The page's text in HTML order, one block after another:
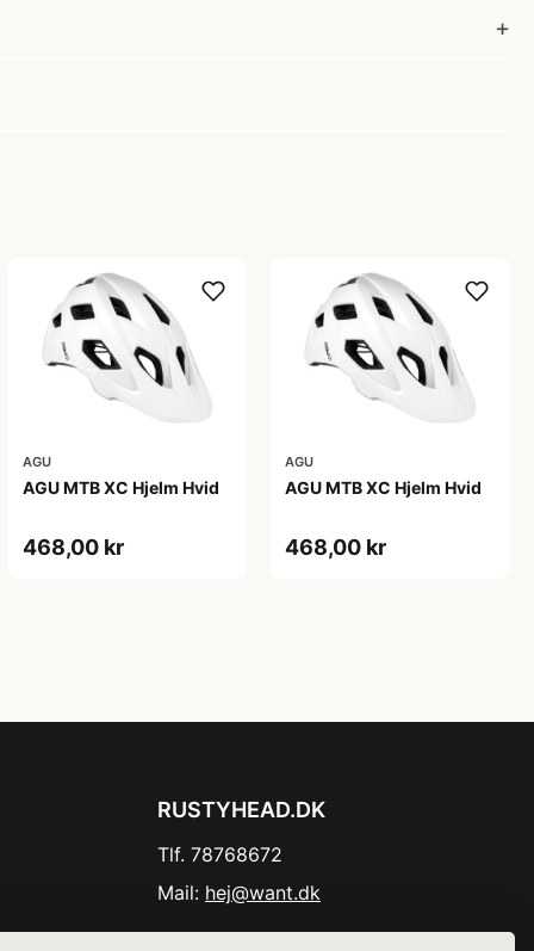
AGU
AGU MTB XC Hjelm Hvid
468,00 kr
AGU
AGU MTB XC Hjelm Hvid
468,00 kr
RUSTYHEAD.DK
Tlf. 78768672
Mail: hej@want.dk